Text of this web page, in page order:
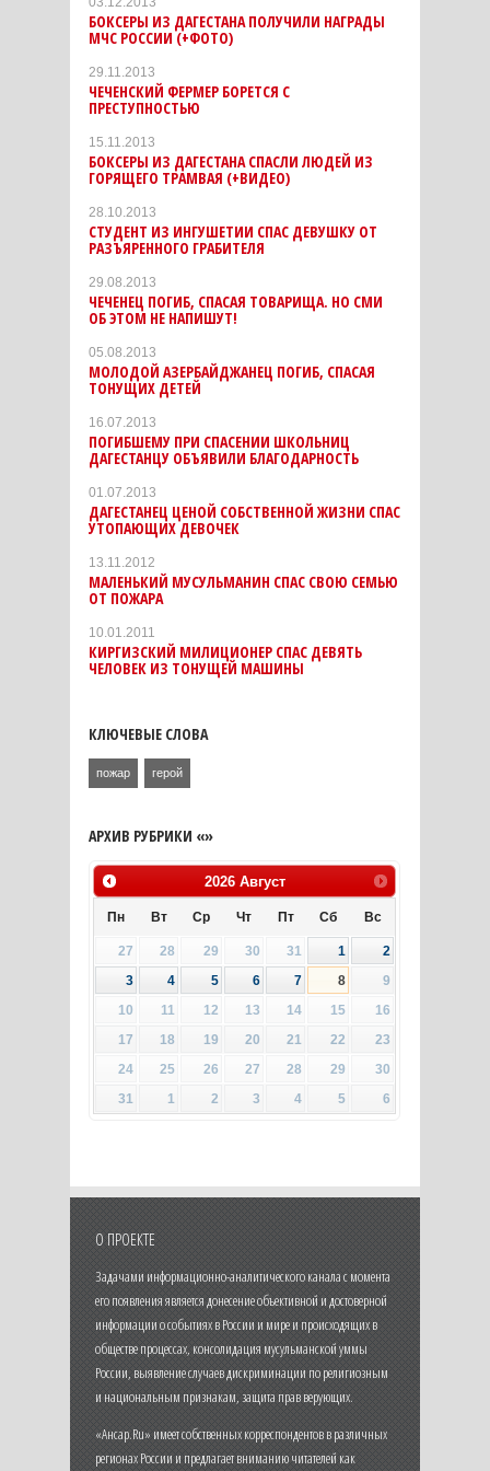
БОКСЕРЫ ИЗ ДАГЕСТАНА ПОЛУЧИЛИ НАГРАДЫ
МЧС РОССИИ (+ФОТО)
29.11.2013
ЧЕЧЕНСКИЙ ФЕРМЕР БОРЕТСЯ С
ПРЕСТУПНОСТЬЮ
15.11.2013
БОКСЕРЫ ИЗ ДАГЕСТАНА СПАСЛИ ЛЮДЕЙ ИЗ
ГОРЯЩЕГО ТРАМВАЯ (+ВИДЕО)
28.10.2013
СТУДЕНТ ИЗ ИНГУШЕТИИ СПАС ДЕВУШКУ ОТ
РАЗЪЯРЕННОГО ГРАБИТЕЛЯ
29.08.2013
ЧЕЧЕНЕЦ ПОГИБ, СПАСАЯ ТОВАРИЩА. НО СМИ
ОБ ЭТОМ НЕ НАПИШУТ!
05.08.2013
МОЛОДОЙ АЗЕРБАЙДЖАНЕЦ ПОГИБ, СПАСАЯ
ТОНУЩИХ ДЕТЕЙ
16.07.2013
ПОГИБШЕМУ ПРИ СПАСЕНИИ ШКОЛЬНИЦ
ДАГЕСТАНЦУ ОБЪЯВИЛИ БЛАГОДАРНОСТЬ
01.07.2013
ДАГЕСТАНЕЦ ЦЕНОЙ СОБСТВЕННОЙ ЖИЗНИ СПАС
УТОПАЮЩИХ ДЕВОЧЕК
13.11.2012
МАЛЕНЬКИЙ МУСУЛЬМАНИН СПАС СВОЮ СЕМЬЮ
ОТ ПОЖАРА
10.01.2011
КИРГИЗСКИЙ МИЛИЦИОНЕР СПАС ДЕВЯТЬ
ЧЕЛОВЕК ИЗ ТОНУЩЕЙ МАШИНЫ
КЛЮЧЕВЫЕ СЛОВА
пожар герой
АРХИВ РУБРИКИ «»
2026 Август
Пн Вт Ср Чт Пт Сб Вс
27 28 29 30 31 1
2
3
4 5 6 7 8
9
10
11 12 13 14 15
16
17
18 19 20 21 22
23
24
25 26 27 28 29
30
31
1 2 3 4 5 6
О ПРОЕКТЕ
Задачами информационно-аналитического канала с момента
его появления является донесение объективной и достоверной
информации о событиях в России и мире и происходящих в
обществе процессах, консолидация мусульманской уммы
России, выявление случаев дискриминации по религиозным
и национальным признакам, защита прав верующих.
«Ансар.Ru» имеет собственных корреспондентов в различных
регионах России и предлагает вниманию читателей как